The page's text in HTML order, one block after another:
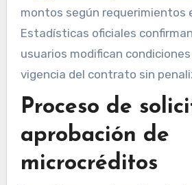
montos según requerimientos
Estadísticas oficiales
usuarios modifican
vigencia del contrato sin
Proceso de
aprobación de
microcréditos